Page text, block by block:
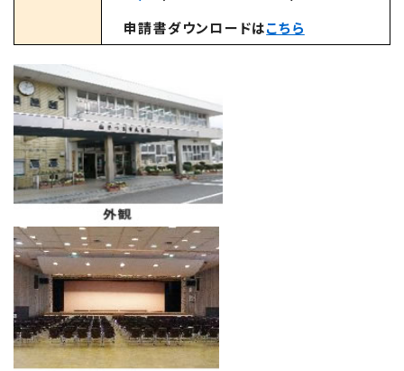
申請書ダウンロードはこちら